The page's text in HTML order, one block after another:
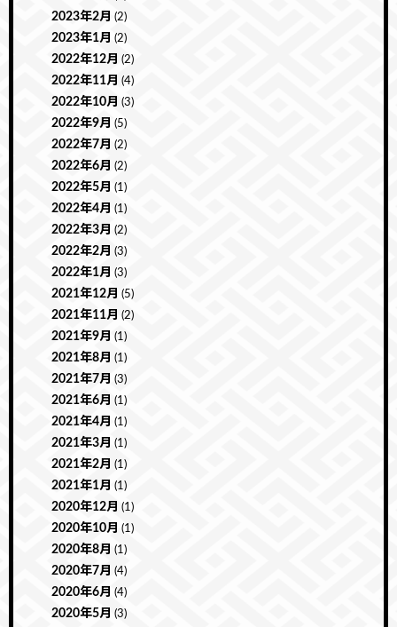
2023年2月 (2)
2023年1月 (2)
2022年12月 (2)
2022年11月 (4)
2022年10月 (3)
2022年9月 (5)
2022年7月 (2)
2022年6月 (2)
2022年5月 (1)
2022年4月 (1)
2022年3月 (2)
2022年2月 (3)
2022年1月 (3)
2021年12月 (5)
2021年11月 (2)
2021年9月 (1)
2021年8月 (1)
2021年7月 (3)
2021年6月 (1)
2021年4月 (1)
2021年3月 (1)
2021年2月 (1)
2021年1月 (1)
2020年12月 (1)
2020年10月 (1)
2020年8月 (1)
2020年7月 (4)
2020年6月 (4)
2020年5月 (3)